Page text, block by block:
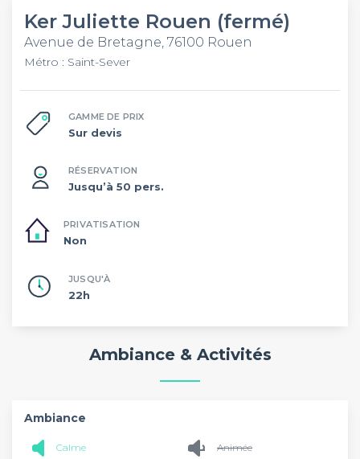
Ker Juliette Rouen (fermé)
Avenue de Bretagne, 76100 Rouen
Métro : Saint-Sever
GAMME DE PRIX
Sur devis
RÉSERVATION
Jusqu’à 50 pers.
PRIVATISATION
Non
JUSQU'À
22h
Ambiance & Activités
Ambiance
Calme Animée